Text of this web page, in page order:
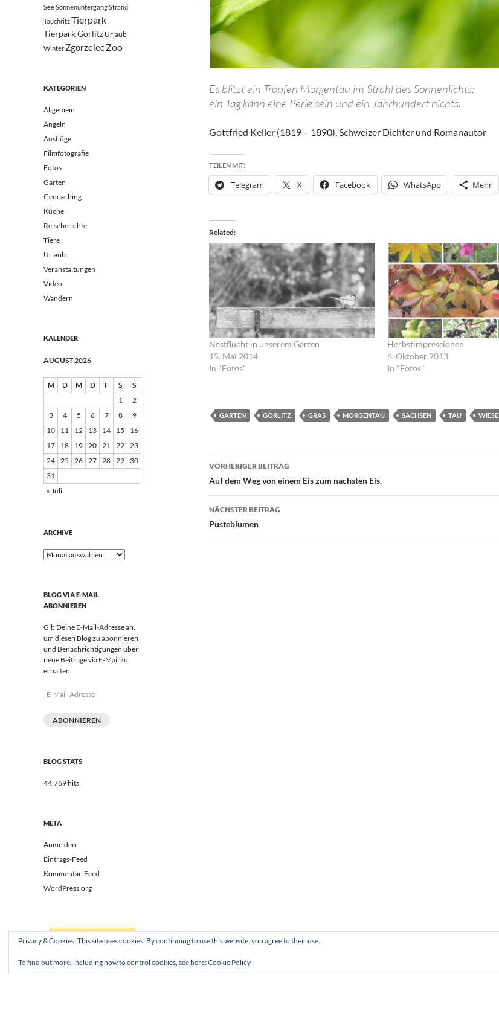
Es blitzt ein Tropfen Morgentau im Strahl des Sonnenlichts;
ein Tag kann eine Perle sein und ein Jahrhundert nichts.
Gottfried Keller (1819 – 1890), Schweizer Dichter und Romanautor
TEILEN MIT:
Telegram X Facebook WhatsApp Mehr
Related
Nestflucht in unserem Garten
15. Mai 2014
In "Fotos"
Herbstimpressionen
6. Oktober 2013
In "Fotos"
GARTEN GÖRLITZ GRAS MORGENTAU SACHSEN TAU WIESE
Beitragsnavigation
VORHERIGER BEITRAG
Auf dem Weg von einem Eis zum nächsten Eis.
NÄCHSTER BEITRAG
Pusteblumen
SeeSonnenuntergangStrand
TauchritzTierpark
Tierpark Görlitz Urlaub
Winter ZgorzelecZoo
KATEGORIEN
Allgemein
Angeln
Ausflüge
Filmfotografie
Fotos
Garten
Geocaching
Küche
Reiseberichte
Tiere
Urlaub
Veranstaltungen
Video
Wandern
KALENDER
AUGUST 2026
M D M D F S
S
1
2
3
4 5 6 7 8
9
10
11 12 13 14 15
16
17
18 19 20 21 22 23
24 25 26 27 28 29
30
31
« Juli
ARCHIVE
Archive
BLOG VIA E-MAIL
ABONNIEREN
Gib Deine E-Mail-Adresse an,
um diesen Blog zu abonnieren
und Benachrichtigungen über
neue Beiträge via E-Mail zu
erhalten.
E-
ABONNIEREN
BLOG STATS
44.769 hits
META
Anmelden
Eintrags-Feed
Kommentar-Feed
WordPress.org
Privacy & Cookies: This site uses cookies. By continuing to use this website, you agree to their use.
To find out more, including how to control cookies, see here:Cookie Policy